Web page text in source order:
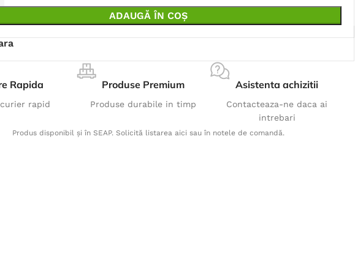
ADAUGĂ ÎN COȘ
Rapida
rapid
Produse Premium
Produse durabile in timp
Asistenta achizitii
Contacteaza-ne daca ai
intrebari
Produs disponibil și în SEAP. Solicită listarea aici sau în notele de comandă.